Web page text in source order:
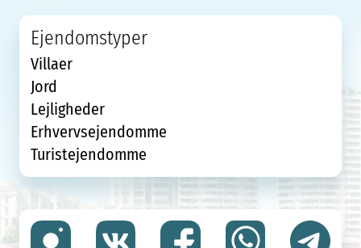
Ejendomstyper
Villaer
Jord
Lejligheder
Erhvervsejendomme
Turistejendomme